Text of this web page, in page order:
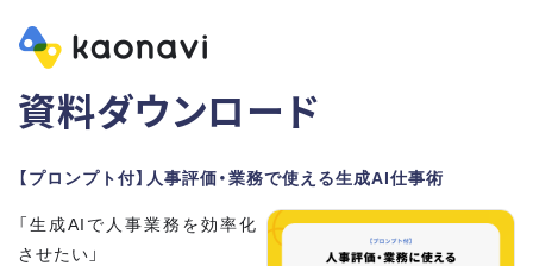
資料ダウンロード
【プロンプト付】人事評価・業務で使える生成AI仕事術
「生成AIで人事業務を効率化
させたい」